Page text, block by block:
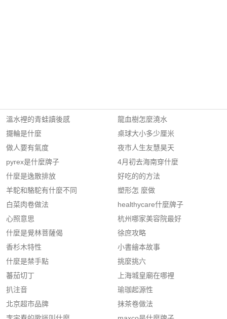
溫水裡的青蛙讀後感
擺輪是什麼
做人要有氣度
pyrex是什麼牌子
什麼是逸散排放
羊駝和駱駝有什麼不同
白菜肉卷做法
心照意思
什麼是覺林菩薩偈
香杉木特性
什麼是禁手點
蕃茄切丁
扒注音
北京超市品牌
龍血樹怎麼澆水
桌球大小多少厘米
夜市人生友慧昊天
4月初去海南穿什麼
好吃的的方法
塑形怎 麼做
healthycare什麼牌子
杭州哪家美容院最好
徐庶攻略
小書繪本故事
挑麼挑六
上海城皇廟在哪裡
瑜珈起源性
抹茶卷做法